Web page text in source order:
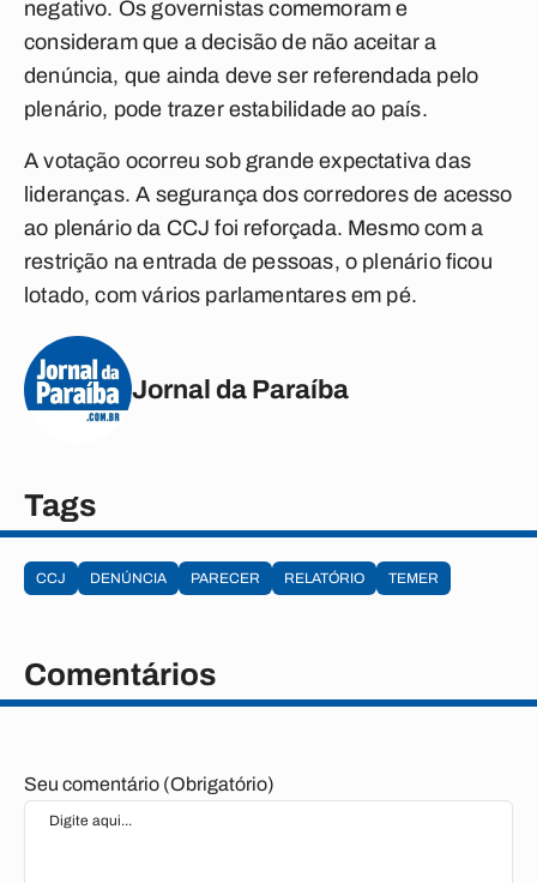
negativo. Os governistas comemoram e
consideram que a decisão de não aceitar a
denúncia, que ainda deve ser referendada pelo
plenário, pode trazer estabilidade ao país.
A votação ocorreu sob grande expectativa das
lideranças. A segurança dos corredores de acesso
ao plenário da CCJ foi reforçada. Mesmo com a
restrição na entrada de pessoas, o plenário ficou
lotado, com vários parlamentares em pé.
Jornal da Paraíba
Tags
CCJ DENÚNCIA PARECER RELATÓRIO TEMER
Comentários
Seu comentário (Obrigatório)